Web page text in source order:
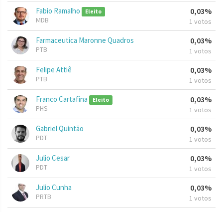
Fabio Ramalho Eleito
MDB
0,03%
1 votos
Farmaceutica Maronne Quadros
PTB
0,03%
1 votos
Felipe Attiê
PTB
0,03%
1 votos
Franco Cartafina Eleito
PHS
0,03%
1 votos
Gabriel Quintão
PDT
0,03%
1 votos
Julio Cesar
PDT
0,03%
1 votos
Julio Cunha
PRTB
0,03%
1 votos